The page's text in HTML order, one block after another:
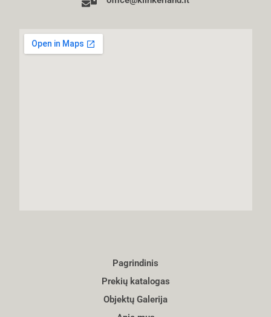
Pagrindinis
Prekių katalogas
Objektų Galerija